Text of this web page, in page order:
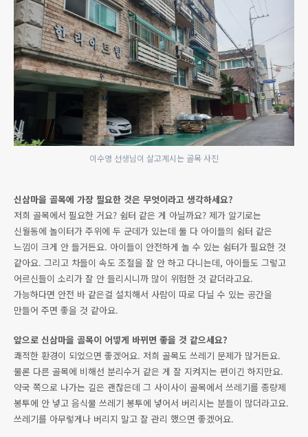
이수영 선생님이 살고계시는 골목 사진
신삼마을 골목에 가장 필요한 것은 무엇이라고 생각하세요?
저희 골목에서 필요한 거요? 쉼터 같은 게 아닐까요? 제가 알기로는
신월동에 놀이터가 주위에 두 군데가 있는데 둘 다 아이들의 쉼터 같은
느낌이 크게 안 들거든요. 아이들이 안전하게 놀 수 있는 쉼터가 필요한 것
같아요. 그리고 차들이 속도 조절을 잘 안 하고 다니는데, 아이들도 그렇고
어르신들이 소리가 잘 안 들리시니까 많이 위험한 것 같더라고요.
가능하다면 안전 바 같은걸 설치해서 사람이 따로 다닐 수 있는 공간을
만들어 주면 좋을 것 같아요.
앞으로 신삼마을 골목이 어떻게 바뀌면 좋을 것 같으세요?
쾌적한 환경이 되었으면 좋겠어요. 저희 골목도 쓰레기 문제가 많거든요.
물론 다른 골목에 비해선 분리수거 같은 게 잘 지켜지는 편이긴 하지만요.
약국 쪽으로 나가는 길은 괜찮은데 그 사이사이 골목에서 쓰레기를 종량제
봉투에 안 넣고 음식물 쓰레기 봉투에 넣어서 버리시는 분들이 많더라고요.
쓰레기를 아무렇게나 버리지 말고 잘 관리 했으면 좋겠어요.